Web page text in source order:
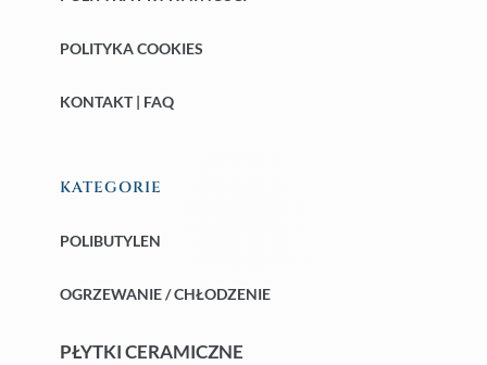
POLITYKA COOKIES
KONTAKT | FAQ
KATEGORIE
POLIBUTYLEN
OGRZEWANIE / CHŁODZENIE
PŁYTKI CERAMICZNE